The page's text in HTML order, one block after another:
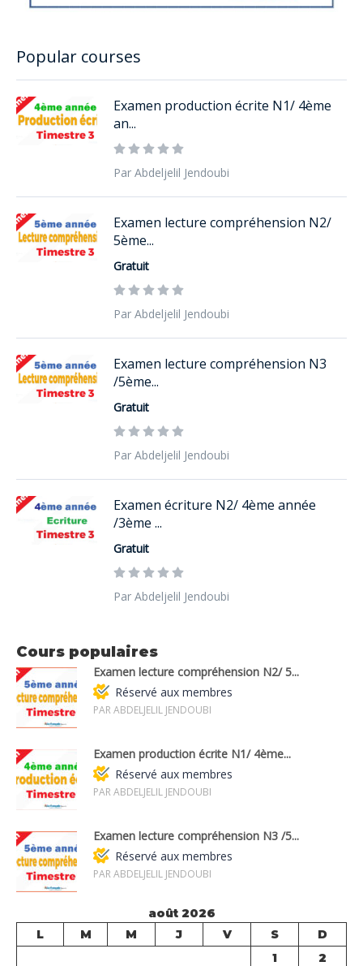
Popular courses
Examen production écrite N1/ 4ème
an...
Par Abdeljelil Jendoubi
Examen lecture compréhension N2/
5ème...
Gratuit
Par Abdeljelil Jendoubi
Examen lecture compréhension N3
/5ème...
Gratuit
Par Abdeljelil Jendoubi
Examen écriture N2/ 4ème année
/3ème ...
Gratuit
Par Abdeljelil Jendoubi
Cours populaires
Examen lecture compréhension N2/ 5...
Réservé aux membres
PAR ABDELJELIL JENDOUBI
Examen production écrite N1/ 4ème...
Réservé aux membres
PAR ABDELJELIL JENDOUBI
Examen lecture compréhension N3 /5...
Réservé aux membres
PAR ABDELJELIL JENDOUBI
août 2026
L
M M J V S
D
1
2